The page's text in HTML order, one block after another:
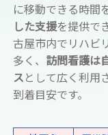
に移動できる時間
した支援を提供で
古屋市内でリハビ
多く、 訪問看護は
ス として広く利用
到着目安です。